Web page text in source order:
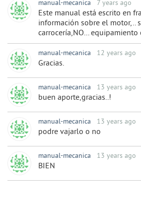
manual-mecanica 7 years ago
Este manual está escrito en
información sobre el motor,..
carrocería,NO... equipamiento
manual-mecanica 12 years ago
Gracias.
manual-mecanica 13 years ago
buen aporte,gracias..!
manual-mecanica 13 years ago
podre vajarlo o no
manual-mecanica 13 years ago
BIEN